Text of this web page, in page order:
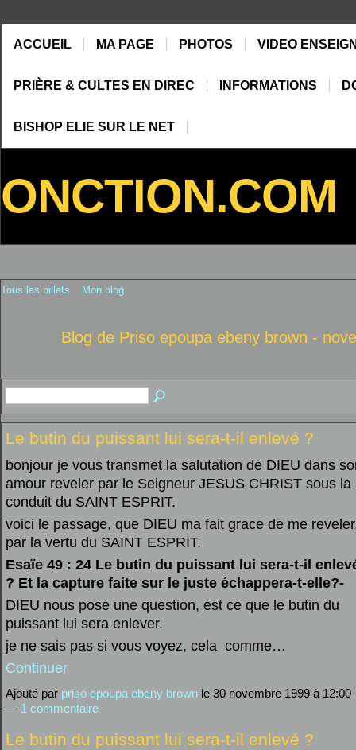
ACCUEIL MA PAGE PHOTOS VIDEO
PRIÈRE & CULTES EN DIREC INFORMATIONS
BISHOP ELIE SUR LE NET
ONCTION.COM
Tous les billets Mon blog
Blog de Priso epoupa ebeny brown -
Le butin du puissant lui sera-t-il enlevé ?
bonjour je vous transmet la salutation de DIEU dans
amour reveler par le Seigneur JESUS CHRIST sous la
conduit du SAINT ESPRIT.
voici le passage, que DIEU ma fait grace de me
par la vertu du SAINT ESPRIT.
Esaïe 49 : 24 Le butin du puissant lui sera-t-il
? Et la capture faite sur le juste échappera-t-elle?-
DIEU nous pose une question, est ce que le butin du
puissant lui sera enlever.
je ne sais pas si vous voyez, cela comme…
Continuer
Ajouté par priso epoupa ebeny brown le 30 novembre 1999 à 12:00
— 1 commentaire
Le butin du puissant lui sera-t-il enlevé ?